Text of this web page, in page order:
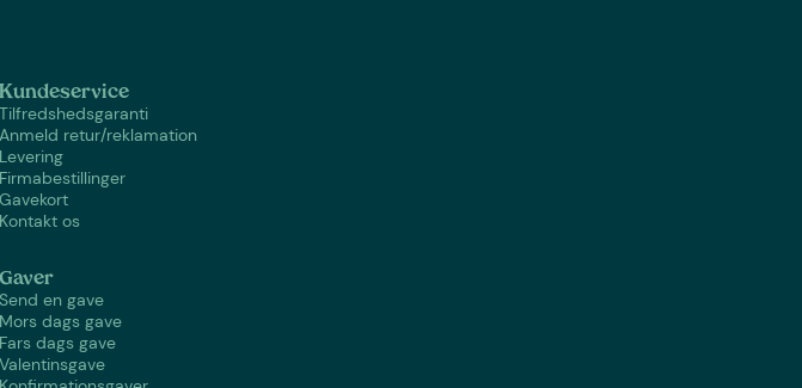
Kundeservice
Tilfredshedsgaranti
Anmeld retur/reklamation
Levering
Firmabestillinger
Gavekort
Kontakt os
Gaver
Send en gave
Mors dags gave
Fars dags gave
Valentinsgave